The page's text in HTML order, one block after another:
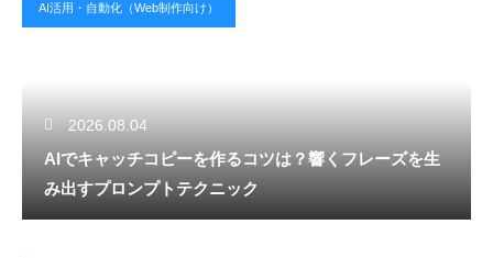
AI活用・自動化（Web制作向け）
2026.08.04
AIでキャッチコピーを作るコツは？響くフレーズを生
み出すプロンプトテクニック